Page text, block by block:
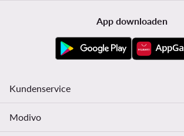
App downloaden
Kundenservice
Modivo